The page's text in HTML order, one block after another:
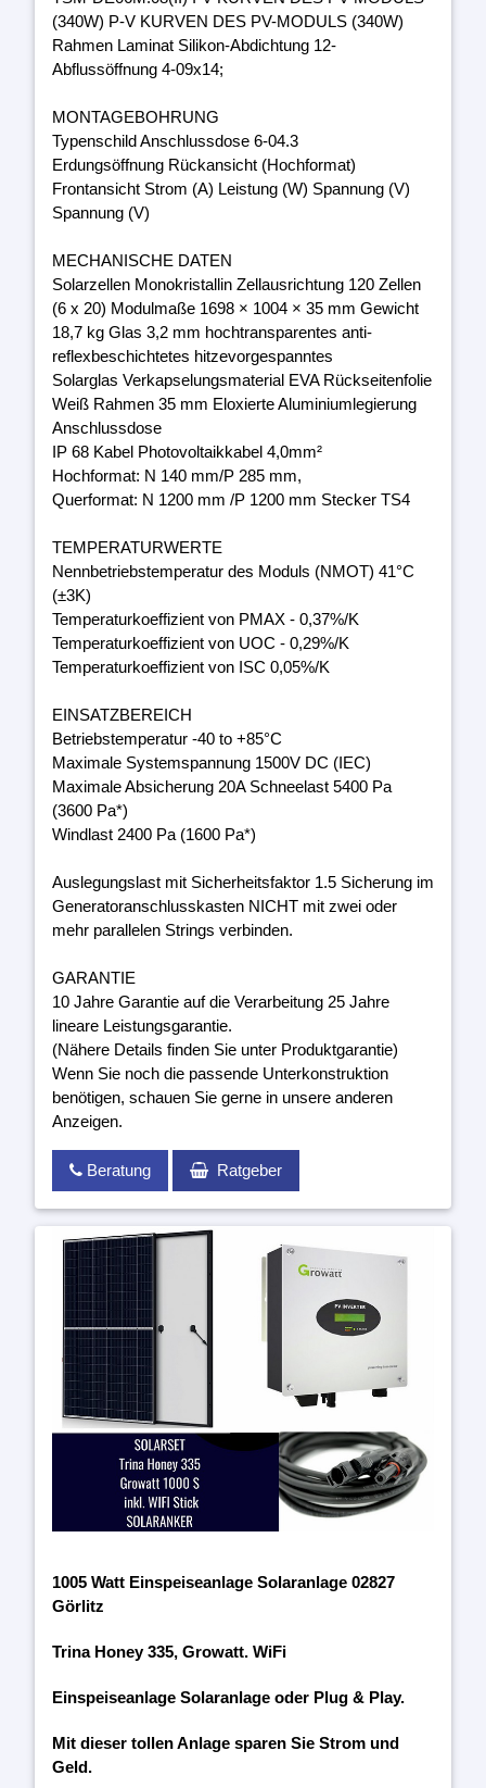
(340W) P-V KURVEN DES PV-MODULS (340W)
Rahmen Laminat Silikon-Abdichtung 12-
Abflussöffnung 4-09x14;
MONTAGEBOHRUNG
Typenschild Anschlussdose 6-04.3
Erdungsöffnung Rückansicht (Hochformat)
Frontansicht Strom (A) Leistung (W) Spannung (V)
Spannung (V)
MECHANISCHE DATEN
Solarzellen Monokristallin Zellausrichtung 120 Zellen
(6 x 20) Modulmaße 1698 × 1004 × 35 mm Gewicht
18,7 kg Glas 3,2 mm hochtransparentes anti-
reflexbeschichtetes hitzevorgespanntes
Solarglas Verkapselungsmaterial EVA Rückseitenfolie
Weiß Rahmen 35 mm Eloxierte Aluminiumlegierung
Anschlussdose
IP 68 Kabel Photovoltaikkabel 4,0mm²
Hochformat: N 140 mm/P 285 mm,
Querformat: N 1200 mm /P 1200 mm Stecker TS4
TEMPERATURWERTE
Nennbetriebstemperatur des Moduls (NMOT) 41°C
(±3K)
Temperaturkoeffizient von PMAX - 0,37%/K
Temperaturkoeffizient von UOC - 0,29%/K
Temperaturkoeffizient von ISC 0,05%/K
EINSATZBEREICH
Betriebstemperatur -40 to +85°C
Maximale Systemspannung 1500V DC (IEC)
Maximale Absicherung 20A Schneelast 5400 Pa
(3600 Pa*)
Windlast 2400 Pa (1600 Pa*)
Auslegungslast mit Sicherheitsfaktor 1.5 Sicherung im
Generatoranschlusskasten NICHT mit zwei oder
mehr parallelen Strings verbinden.
GARANTIE
10 Jahre Garantie auf die Verarbeitung 25 Jahre
lineare Leistungsgarantie.
(Nähere Details finden Sie unter Produktgarantie)
Wenn Sie noch die passende Unterkonstruktion
benötigen, schauen Sie gerne in unsere anderen
Anzeigen.
Beratung Ratgeber
1005 Watt Einspeiseanlage Solaranlage 02827
Görlitz
Trina Honey 335, Growatt. WiFi
Einspeiseanlage Solaranlage oder Plug & Play.
Mit dieser tollen Anlage sparen Sie Strom und
Geld.